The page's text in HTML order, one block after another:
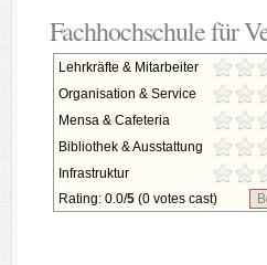
Fachhochschule für
Lehrkräfte & Mitarbeiter
Organisation & Service
Mensa & Cafeteria
Bibliothek & Ausstattung
Infrastruktur
Rating: 0.0/5 (0 votes cast)